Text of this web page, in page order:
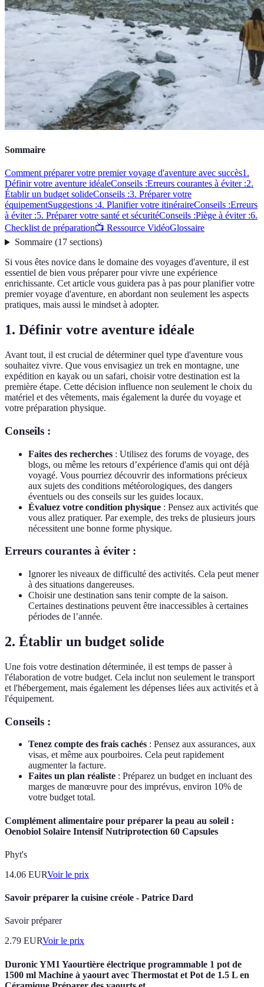
Sommaire
Comment préparer votre premier voyage d'aventure avec succès1.
Définir votre aventure idéaleConseils :Erreurs courantes à éviter :2.
Établir un budget solideConseils :3. Préparer votre
équipementSuggestions :4. Planifier votre itinéraireConseils :Erreurs
à éviter :5. Préparer votre santé et sécuritéConseils :Piège à éviter :6.
Checklist de préparation📺 Ressource VidéoGlossaire
Sommaire(17 sections)
Si vous êtes novice dans le domaine des voyages d'aventure, il est
essentiel de bien vous préparer pour vivre une expérience
enrichissante. Cet article vous guidera pas à pas pour planifier votre
premier voyage d'aventure, en abordant non seulement les aspects
pratiques, mais aussi le mindset à adopter.
1. Définir votre aventure idéale
Avant tout, il est crucial de déterminer quel type d'aventure vous
souhaitez vivre. Que vous envisagiez un trek en montagne, une
expédition en kayak ou un safari, choisir votre destination est la
première étape. Cette décision influence non seulement le choix du
matériel et des vêtements, mais également la durée du voyage et
votre préparation physique.
Conseils :
Faites des recherches : Utilisez des forums de voyage, des
blogs, ou même les retours d’expérience d'amis qui ont déjà
voyagé. Vous pourriez découvrir des informations précieux
aux sujets des conditions météorologiques, des dangers
éventuels ou des conseils sur les guides locaux.
Évaluez votre condition physique : Pensez aux activités que
vous allez pratiquer. Par exemple, des treks de plusieurs jours
nécessitent une bonne forme physique.
Erreurs courantes à éviter :
Ignorer les niveaux de difficulté des activités. Cela peut mener
à des situations dangereuses.
Choisir une destination sans tenir compte de la saison.
Certaines destinations peuvent être inaccessibles à certaines
périodes de l’année.
2. Établir un budget solide
Une fois votre destination déterminée, il est temps de passer à
l'élaboration de votre budget. Cela inclut non seulement le transport
et l'hébergement, mais également les dépenses liées aux activités et à
l'équipement.
Conseils :
Tenez compte des frais cachés : Pensez aux assurances, aux
visas, et même aux pourboires. Cela peut rapidement
augmenter la facture.
Faites un plan réaliste : Préparez un budget en incluant des
marges de manœuvre pour des imprévus, environ 10% de
votre budget total.
Complément alimentaire pour préparer la peau au soleil :
Oenobiol Solaire Intensif Nutriprotection 60 Capsules
Phyt's
14.06 EURVoir le prix
Savoir préparer la cuisine créole - Patrice Dard
Savoir préparer
2.79 EURVoir le prix
Duronic YM1 Yaourtière électrique programmable 1 pot de
1500 ml Machine à yaourt avec Thermostat et Pot de 1.5 L en